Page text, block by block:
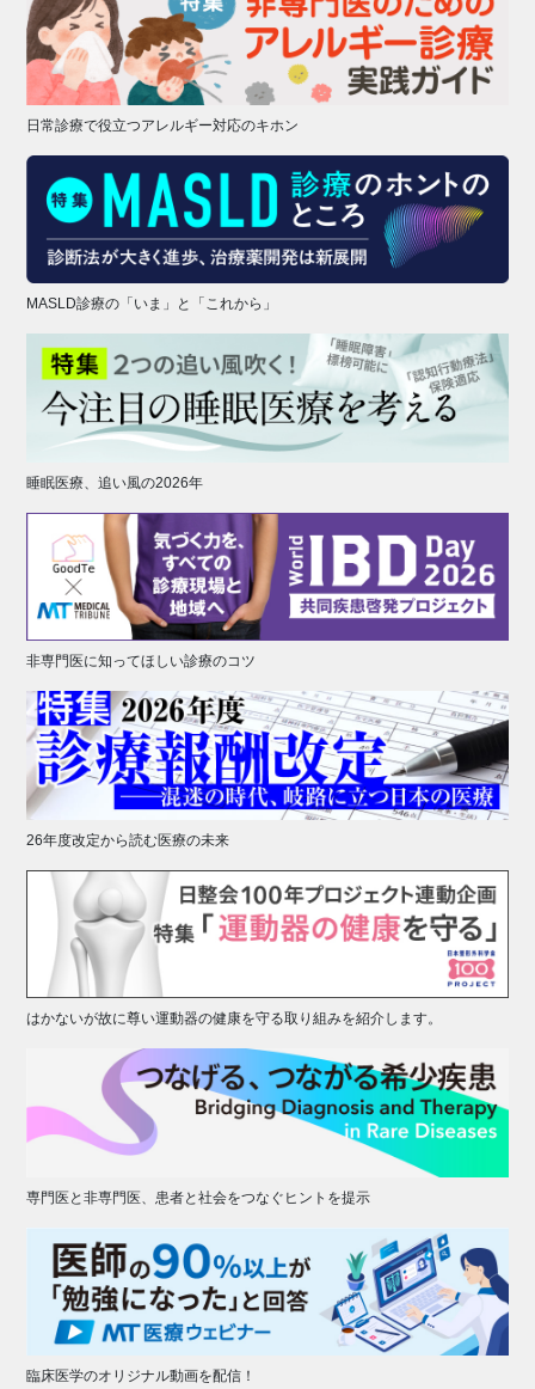
日常診療で役立つアレルギー対応のキホン
MASLD診療の「いま」と「これから」
睡眠医療、追い風の2026年
非専門医に知ってほしい診療のコツ
26年度改定から読む医療の未来
はかないが故に尊い運動器の健康を守る取り組みを紹介します。
専門医と非専門医、患者と社会をつなぐヒントを提示
臨床医学のオリジナル動画を配信！